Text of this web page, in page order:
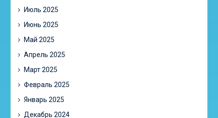
Июль 2025
Июнь 2025
Май 2025
Апрель 2025
Март 2025
Февраль 2025
Январь 2025
Декабрь 2024